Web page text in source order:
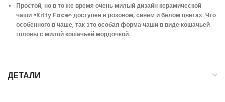
Простой, но в то же время очень милый дизайн керамической
чаши «Kitty Face» доступен в розовом, синем и белом цветах. Что
особенного в чаше, так это особая форма чаши в виде кошачьей
головы с милой кошачьей мордочкой.
ДЕТАЛИ